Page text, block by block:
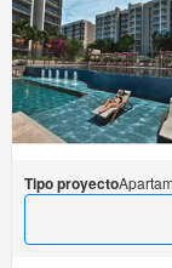
Tipo proyecto